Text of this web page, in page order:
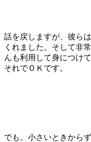
話を戻しますが、彼ら
くれました。そして非
んも利用して身につけ
それでＯＫです。
でも。小さいときから